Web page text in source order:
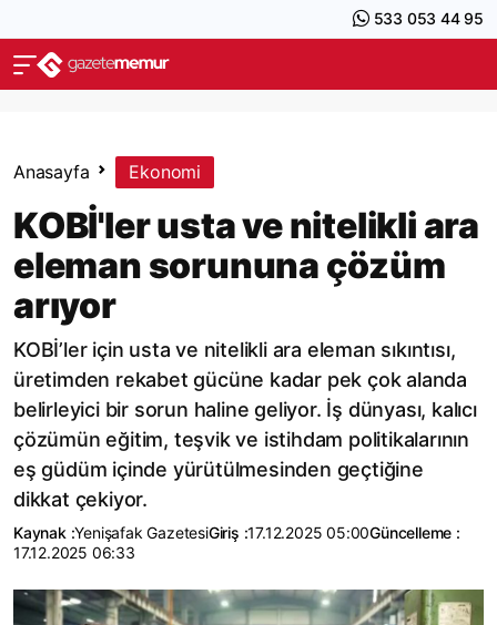
533 053 44 95
Anasayfa Ekonomi
KOBİ'ler usta ve nitelikli ara
eleman sorununa çözüm
arıyor
KOBİ’ler için usta ve nitelikli ara eleman sıkıntısı,
üretimden rekabet gücüne kadar pek çok alanda
belirleyici bir sorun haline geliyor. İş dünyası, kalıcı
çözümün eğitim, teşvik ve istihdam politikalarının
eş güdüm içinde yürütülmesinden geçtiğine
dikkat çekiyor.
Kaynak :Yenişafak GazetesiGiriş :17.12.2025 05:00Güncelleme :
17.12.2025 06:33